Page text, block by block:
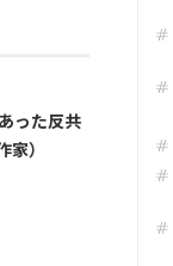
った反共
）